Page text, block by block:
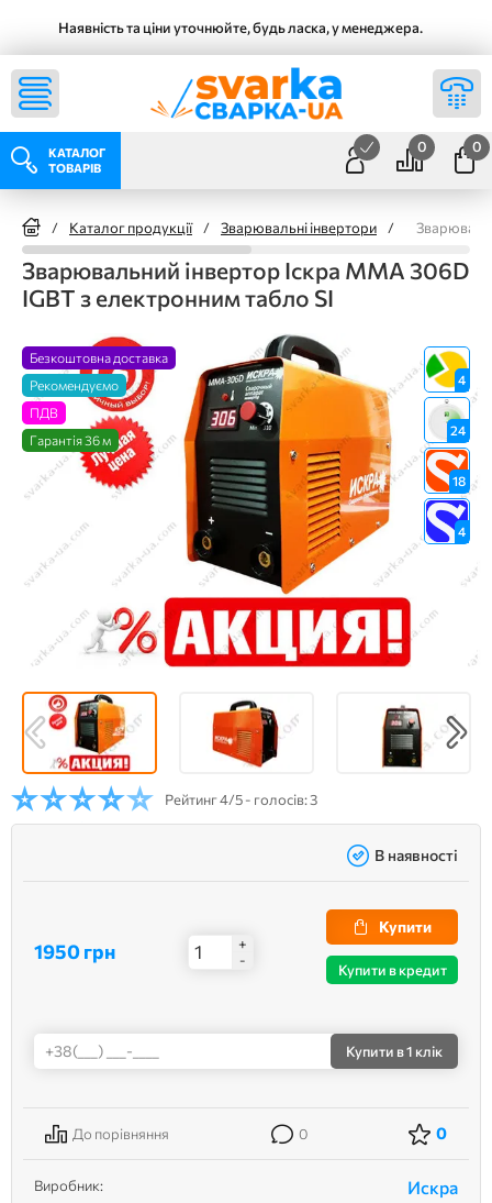
Наявність та ціни уточнюйте, будь ласка, у менеджера.
КАТАЛОГ
ТОВАРІВ
0 0
/ Каталог продукції / Зварювальні інвертори /
Зварювальний інвертор Іскра MMA 306D
IGBT з електронним табло SI
Безкоштовна доставка
Рекомендуємо
ПДВ
Гарантія 36 м
4
24
18
4
Рейтинг4/5 - голосів: 3
В наявності
1950 грн
+
-
Купити
Купити в кредит
Купити в 1 клік
До порівняння 0 0
Виробник: Искра